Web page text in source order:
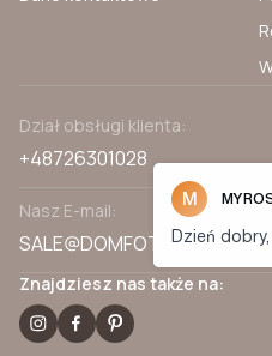
Znajdziesz nas także na:
Dział obsługi klienta:
+48726301028
Nasz E-mail:
SALE@DOMFOTOTAPET.PL